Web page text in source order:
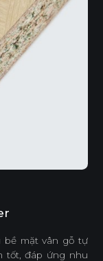
bề mặt vân gỗ tự
tốt, đáp ứng nhu